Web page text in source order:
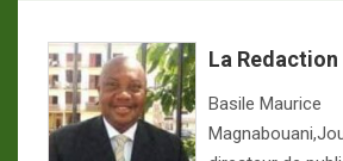
La Redaction
Basile Maurice